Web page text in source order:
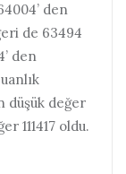
den
de 63494
den
düşük değer
111417 oldu.